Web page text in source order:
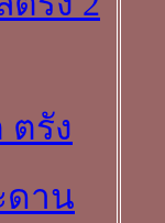
ตรัง
ดาน